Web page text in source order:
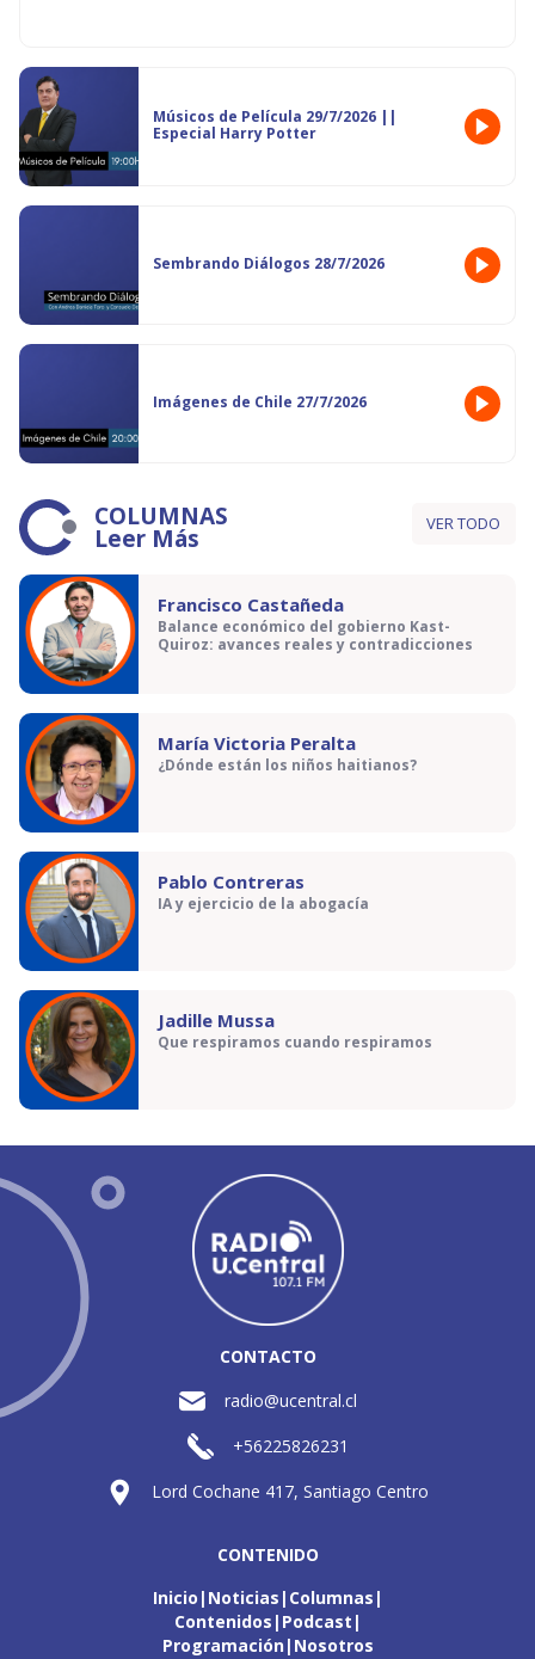
Músicos de Película 29/7/2026 ||
Especial Harry Potter
Sembrando Diálogos 28/7/2026
Imágenes de Chile 27/7/2026
COLUMNAS
Leer Más VER TODO
Francisco Castañeda
Balance económico del gobierno Kast-
Quiroz: avances reales y contradicciones
María Victoria Peralta
¿Dónde están los niños haitianos?
Pablo Contreras
IA y ejercicio de la abogacía
Jadille Mussa
Que respiramos cuando respiramos
CONTACTO
radio@ucentral.cl
+56225826231
Lord Cochane 417, Santiago Centro
CONTENIDO
Inicio Noticias Columnas
Contenidos Podcast
Programación Nosotros